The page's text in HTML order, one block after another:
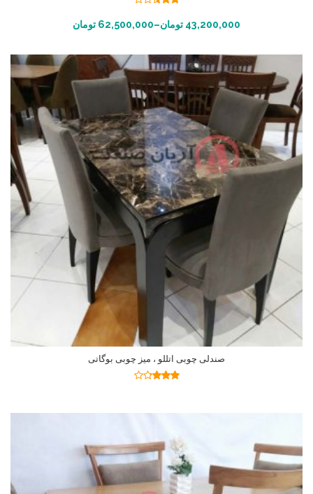
از 5
43,200,000 تومان–
62,500,000 تومان انتخاب گزینه ها
صندلی چوبی اتللو ، میز چوبی بوگاتی
اطلاعات بیشتر